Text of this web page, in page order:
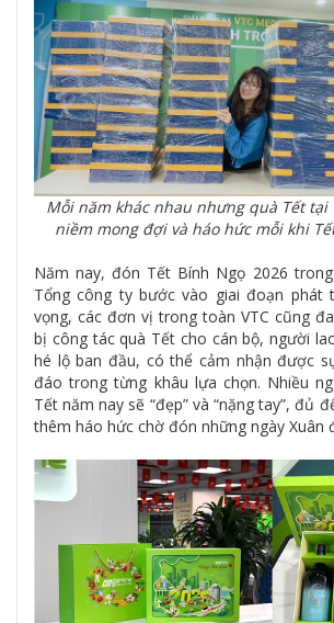
Mỗi năm khác nhau nhưng quà Tết tại
niềm mong đợi và háo hức mỗi khi
Năm nay, đón Tết Bính Ngọ 2026
Tổng công ty bước vào giai đoạn phát
vọng, các đơn vị trong toàn VTC cũng
bị công tác quà Tết cho cán bộ, người
hé lộ ban đầu, có thể cảm nhận được
đáo trong từng khâu lựa chọn. Nhiều
Tết năm nay sẽ “đẹp” và “nặng tay”, đủ
thêm háo hức chờ đón những ngày Xuân